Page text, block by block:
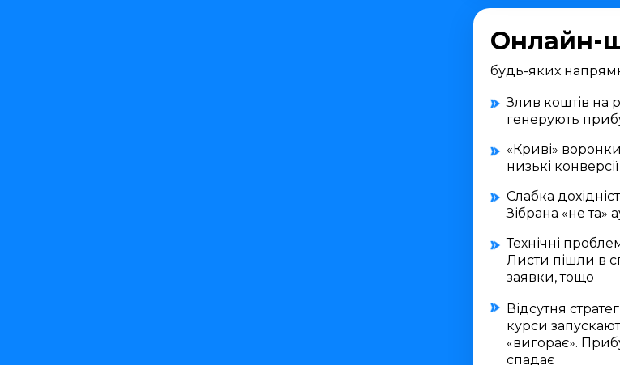
Онлайн-
будь-яких
Злив коштів на
генерують
«Криві»
низькі конверсії
Слабка
Зібрана «не та»
Технічні
Листи пішли в
заявки, тощо
Відсутня
курси
«вигорає».
спадає